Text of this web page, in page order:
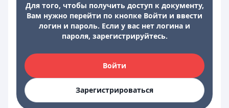
Для того, чтобы получить доступ к документу,
Вам нужно перейти по кнопке Войти и ввести
логин и пароль. Если у вас нет логина и
пароля, зарегистрируйтесь.
Войти
Зарегистрироваться